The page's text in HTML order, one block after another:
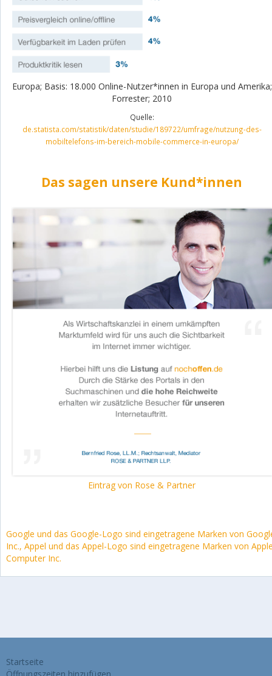
Europa; Basis: 18.000 Online-Nutzer*innen in Europa und Amerika;
Forrester; 2010
Quelle:
de.statista.com/statistik/daten/studie/189722/umfrage/nutzung-des-
mobiltelefons-im-bereich-mobile-commerce-in-europa/
Das sagen unsere Kund*innen
Eintrag von Rose & Partner
Google und das Google-Logo sind eingetragene Marken von
Inc., Appel und das Appel-Logo sind eingetragene Marken von
Computer Inc.
Startseite
Öffnungszeiten hinzufügen